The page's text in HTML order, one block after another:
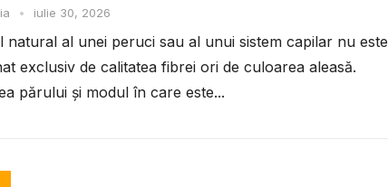
• iulie 30, 2026
natural al unei peruci sau al unui sistem capilar nu este
exclusiv de calitatea fibrei ori de culoarea aleasă.
părului și modul în care este...